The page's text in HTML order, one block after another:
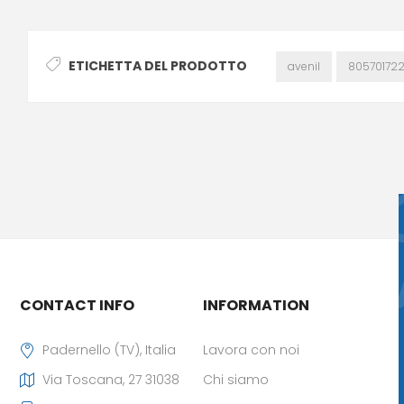
ETICHETTA DEL PRODOTTO avenil
CONTACT INFO
Padernello (TV), Italia
Via Toscana, 27 31038
INFORMATION
Lavora con noi
Chi siamo